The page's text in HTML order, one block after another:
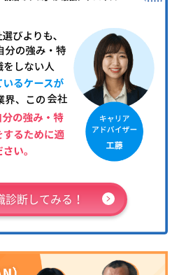
診断してみる！